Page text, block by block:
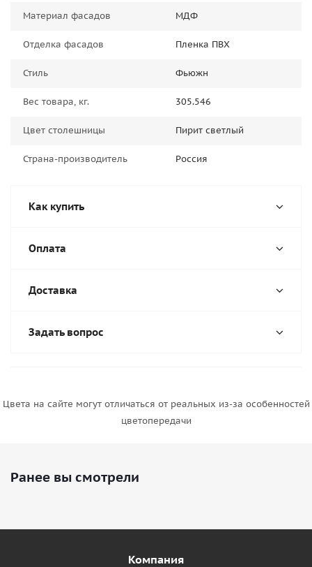
Материал фасадов МДФ
Отделка фасадов Пленка ПВХ
Стиль Фьюжн
Вес товара, кг. 305.546
Цвет столешницы Пирит светлый
Страна-производитель Россия
Как купить
Оплата
Доставка
Задать вопрос
Цвета на сайте могут отличаться от реальных из-за особенностей
цветопередачи
Ранее вы смотрели
Компания